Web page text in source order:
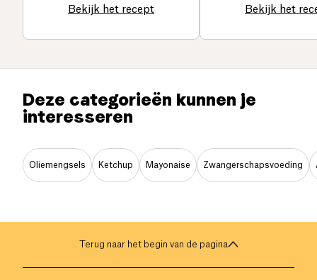
Bekijk het recept Bekijk het
Deze categorieën kunnen je
interesseren
Oliemengsels Ketchup Mayonaise Zwangerschapsvoeding
Terug naar het begin van de pagina